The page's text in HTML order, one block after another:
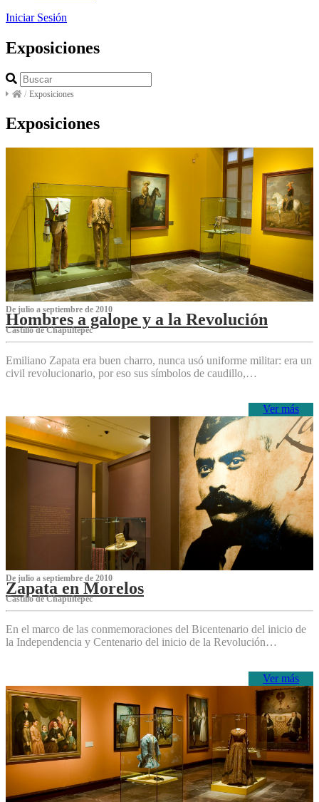
Iniciar Sesión
Exposiciones
/ Exposiciones
Exposiciones
De julio a septiembre de 2010
Hombres a galope y a la Revolución
Castillo de Chapultepec
Emiliano Zapata era buen charro, nunca usó uniforme militar: era un
civil revolucionario, por eso sus símbolos de caudillo,…
Ver más
De julio a septiembre de 2010
Zapata en Morelos
Castillo de Chapultepec
En el marco de las conmemoraciones del Bicentenario del inicio de
la Independencia y Centenario del inicio de la Revolución…
Ver más